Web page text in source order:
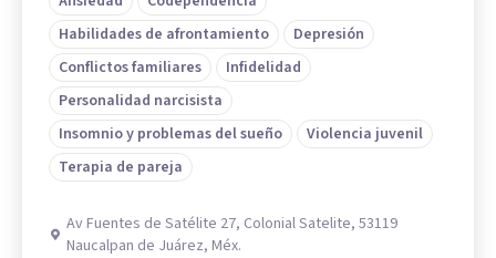
Habilidades de afrontamiento
Depresión
Conflictos familiares
Infidelidad
Personalidad narcisista
Insomnio y problemas del sueño
Violencia juvenil
Terapia de pareja
Av Fuentes de Satélite 27, Colonial Satelite, 53119
Naucalpan de Juárez, Méx.